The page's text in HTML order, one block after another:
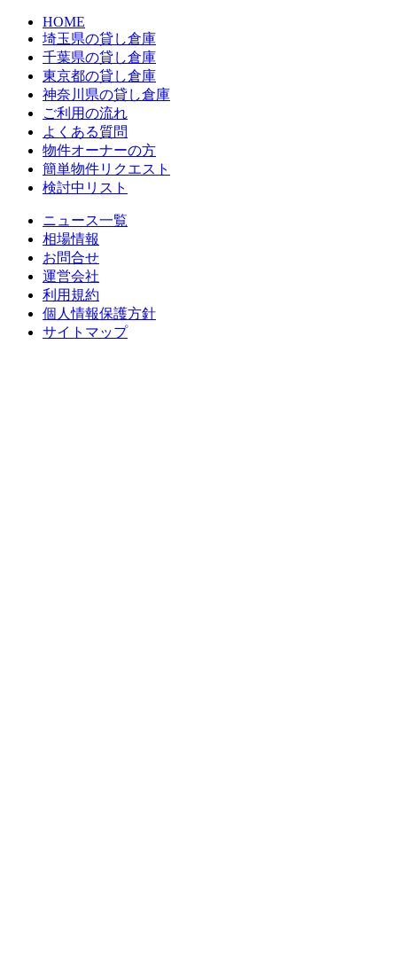
HOME
埼玉県の貸し倉庫
千葉県の貸し倉庫
東京都の貸し倉庫
神奈川県の貸し倉庫
ご利用の流れ
よくある質問
物件オーナーの方
簡単物件リクエスト
検討中リスト
ニュース一覧
相場情報
お問合せ
運営会社
利用規約
個人情報保護方針
サイトマップ